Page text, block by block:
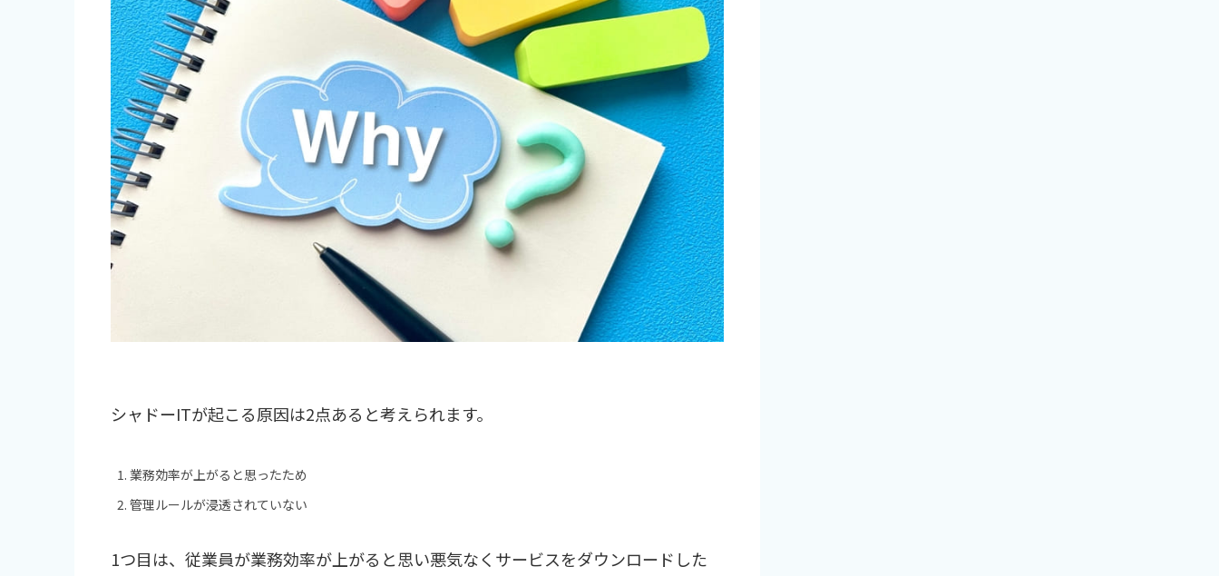
シャドーITが起こる原因は2点あると考えられます。
業務効率が上がると思ったため
管理ルールが浸透されていない
1つ目は、従業員が業務効率が上がると思い悪気なくサービスをダウンロードした